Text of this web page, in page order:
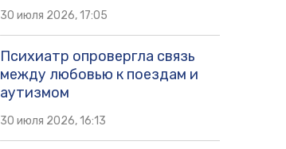
30 июля 2026, 17:05
Психиатр опровергла связь
между любовью к поездам и
аутизмом
30 июля 2026, 16:13